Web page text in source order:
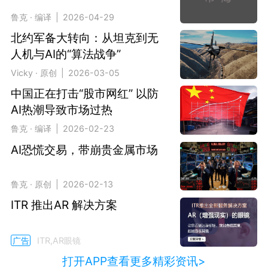
鲁克 · 编译 | 2026-04-29
北约军备大转向：从坦克到无
人机与AI的“算法战争”
Vicky · 原创 | 2026-03-05
中国正在打击“股市网红” 以防
AI热潮导致市场过热
鲁克 · 编译 | 2026-02-23
AI恐慌交易，带崩贵金属市场
鲁克 · 原创 | 2026-02-13
ITR 推出AR 解决方案
广告 ITR,AR眼镜
打开APP查看更多精彩资讯>